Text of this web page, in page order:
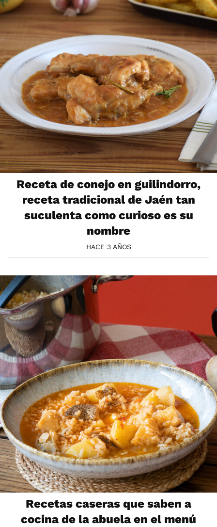
Receta de conejo en guilindorro,
receta tradicional de Jaén tan
suculenta como curioso es su
nombre
HACE 3 AÑOS
Recetas caseras que saben a
cocina de la abuela en el menú